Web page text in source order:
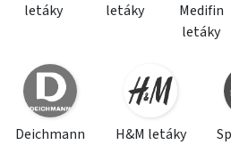
letáky
letáky
Medifin
letáky
Deichmann
H&M letáky